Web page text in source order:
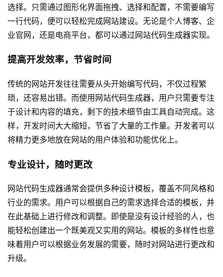
选择。只需通过图形化界面拖拽、选择和配置，不需要编写
一行代码，便可以轻松完成网站建设。无论是个人博客、企
业官网，还是电商平台，都可以通过网站代码生成器实现。
提高开发效率，节省时间
传统的网站开发往往需要从头开始编写代码，不仅过程繁
琐，还容易出错。而使用网站代码生成器，用户只需要专注
于设计和内容的填充，剩下的技术细节由工具自动完成。这
样，开发时间大大缩短，节省了大量的工作量。开发者可以
将精力更多地放在网站的用户体验和功能优化上。
专业设计，随时更改
网站代码生成器通常会提供多种设计模板，覆盖不同风格和
行业的需求。用户可以根据自己的需求选择合适的模板，并
在此基础上进行修改和调整。即使是没有设计经验的人，也
能轻松创建出一个既美观又实用的网站。模板的多样性也意
味着用户可以根据业务发展的需要，随时对网站进行更改和
升级。